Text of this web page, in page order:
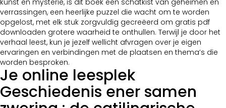
kunst en mysterie, is dit boek een schatkist van geheimen en
verrassingen, een heerlijke puzzel die wacht om te worden
opgelost, met elk stuk zorgvuldig gecreëerd om gratis pdf
downloaden grotere waarheid te onthullen. Terwijl je door het
verhaal leest, kun je jezelf wellicht afvragen over je eigen
ervaringen en verbindingen met de plaatsen en thema’s die
worden besproken.
Je online leesplek
Geschiedenis ener samen